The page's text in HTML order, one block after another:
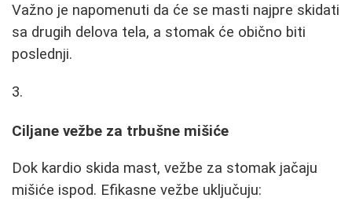
Važno je napomenuti da će se masti najpre skidati
sa drugih delova tela, a stomak će obično biti
poslednji.
Ciljane vežbe za trbušne mišiće
Dok kardio skida mast, vežbe za stomak jačaju
mišiće ispod. Efikasne vežbe uključuju: